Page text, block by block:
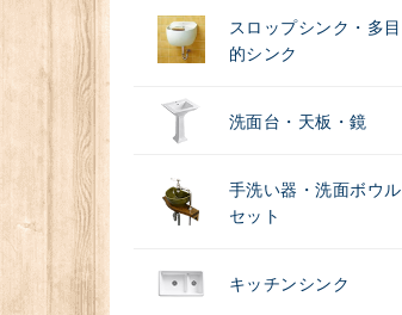
スロップシンク・多目
的シンク
洗面台・天板・鏡
手洗い器・洗面ボウル
セット
キッチンシンク